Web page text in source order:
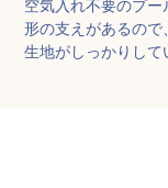
形の支えがあるので
生地がしっかりして